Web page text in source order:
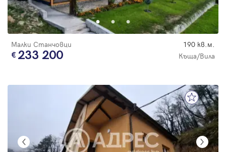
Малки Станчовци 190 кв.м.
233 200 Къща/Вила